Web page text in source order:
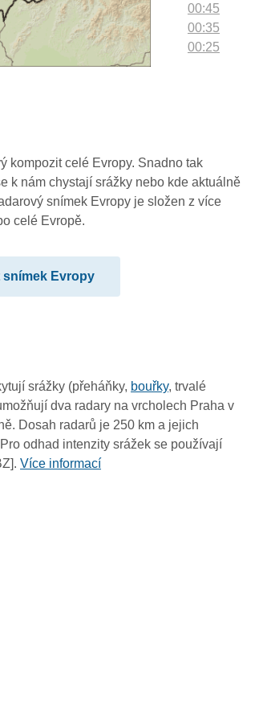
00:45
00:35
00:25
kompozit celé Evropy. Snadno tak
k nám chystají srážky nebo kde aktuálně
snímek Evropy je složen z více
celé Evropě.
snímek Evropy
srážky (přeháňky, bouřky, trvalé
dva radary na vrcholech Praha v
Dosah radarů je 250 km a jejich
odhad intenzity srážek se používají
Více informací